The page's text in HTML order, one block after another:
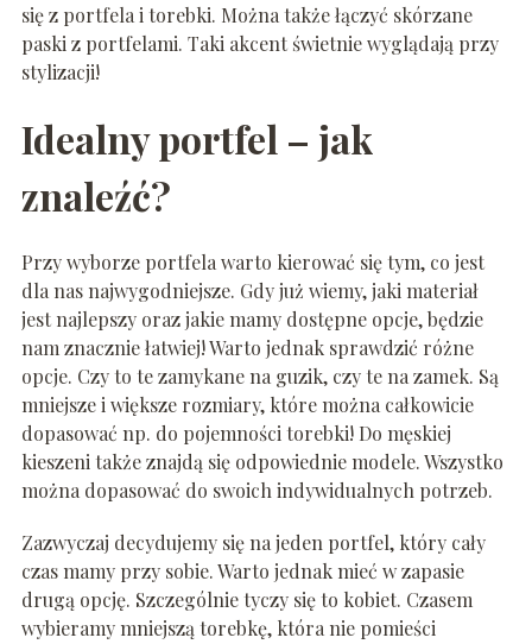
się z portfela i torebki. Można także łączyć skórzane
paski z portfelami. Taki akcent świetnie wyglądają przy
stylizacji!
Idealny portfel – jak
znaleźć?
Przy wyborze portfela warto kierować się tym, co jest
dla nas najwygodniejsze. Gdy już wiemy, jaki materiał
jest najlepszy oraz jakie mamy dostępne opcje, będzie
nam znacznie łatwiej! Warto jednak sprawdzić różne
opcje. Czy to te zamykane na guzik, czy te na zamek. Są
mniejsze i większe rozmiary, które można całkowicie
dopasować np. do pojemności torebki! Do męskiej
kieszeni także znajdą się odpowiednie modele. Wszystko
można dopasować do swoich indywidualnych potrzeb.
Zazwyczaj decydujemy się na jeden portfel, który cały
czas mamy przy sobie. Warto jednak mieć w zapasie
drugą opcję. Szczególnie tyczy się to kobiet. Czasem
wybieramy mniejszą torebkę, która nie pomieści